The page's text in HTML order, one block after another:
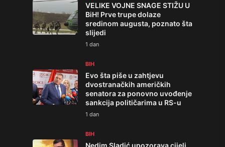
VELIKE VOJNE SNAGE STIŽU U
BiH! Prve trupe dolaze
sredinom augusta, poznato šta
slijedi
1 dan
BIH
Evo šta piše u zahtjevu
dvostranačkih američkih
senatora za ponovno uvođenje
sankcija političarima u RS-u
1 dan
BIH
Nedim Sladić upozorava cijeli